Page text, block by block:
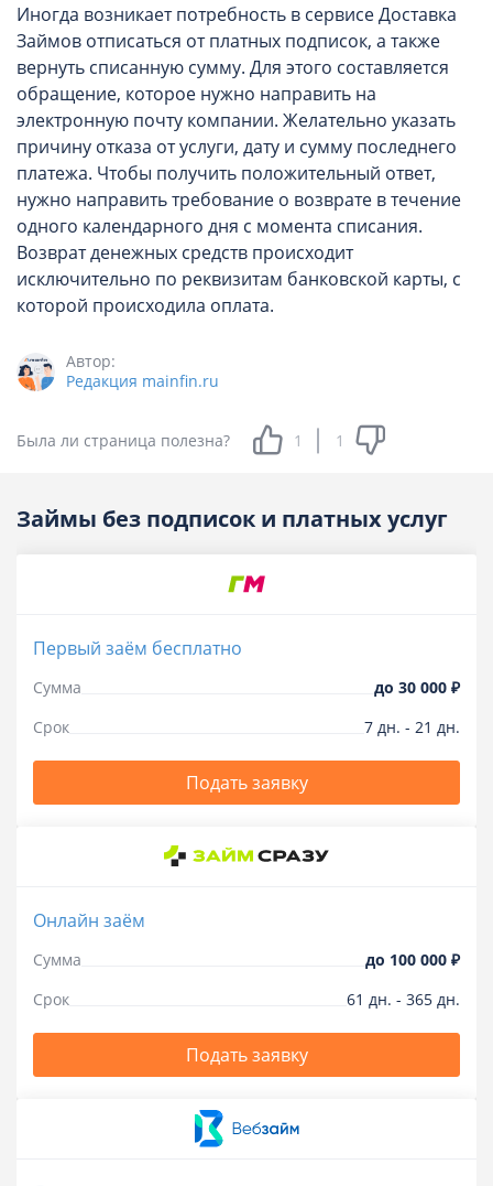
Иногда возникает потребность в сервисе Доставка
Займов отписаться от платных подписок, а также
вернуть списанную сумму. Для этого составляется
обращение, которое нужно направить на
электронную почту компании. Желательно указать
причину отказа от услуги, дату и сумму последнего
платежа. Чтобы получить положительный ответ,
нужно направить требование о возврате в течение
одного календарного дня с момента списания.
Возврат денежных средств происходит
исключительно по реквизитам банковской карты, с
которой происходила оплата.
Автор:
Редакция mainfin.ru
Была ли страница полезна? 1 1
Займы без подписок и платных услуг
Первый заём бесплатно
Сумма до 30 000 ₽
Срок
7 дн. - 21 дн.
Подать заявку
Онлайн заём
Сумма до 100 000 ₽
Срок
61 дн. - 365 дн.
Подать заявку